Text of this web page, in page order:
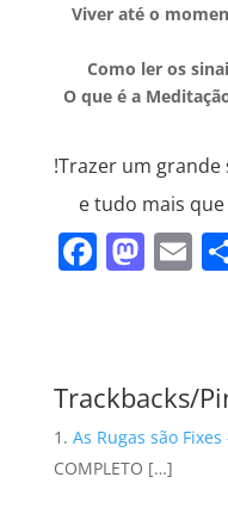
Viver até o
Como ler os
O que é a
!Trazer um
e tudo mais
F
b
o
o
M
d
o
n
E
Trackbacks/
As Rugas são
COMPLETO […]